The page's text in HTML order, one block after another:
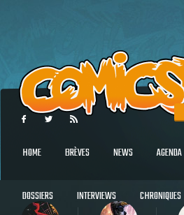
HOME BRÈVES NEWS AGENDA
DOSSIERS INTERVIEWS CHRONIQUES